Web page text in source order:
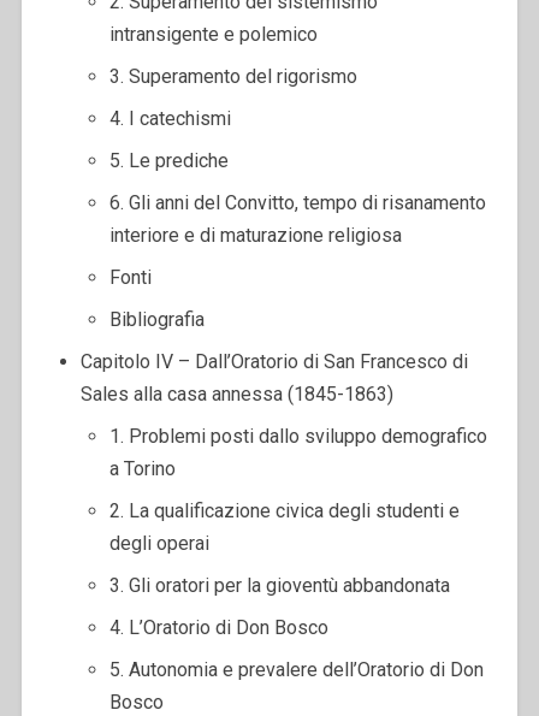
intransigente e polemico
3. Superamento del rigorismo
4. I catechismi
5. Le prediche
6. Gli anni del Convitto, tempo di risanamento
interiore e di maturazione religiosa
Fonti
Bibliografia
Capitolo IV – Dall’Oratorio di San Francesco di
Sales alla casa annessa (1845-1863)
1. Problemi posti dallo sviluppo demografico
a Torino
2. La qualificazione civica degli studenti e
degli operai
3. Gli oratori per la gioventù abbandonata
4. L’Oratorio di Don Bosco
5. Autonomia e prevalere dell’Oratorio di Don
Bosco